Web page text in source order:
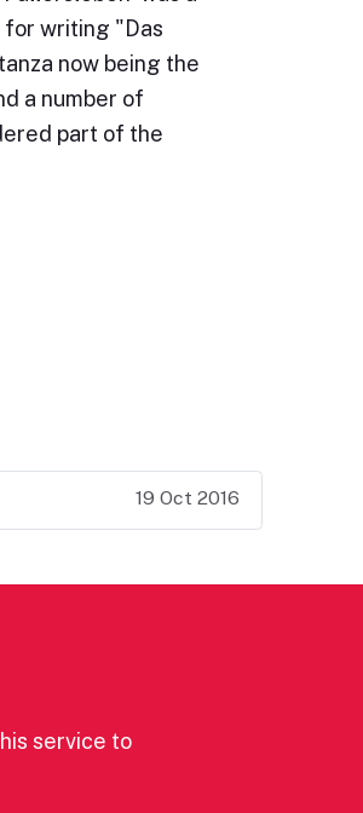
for writing "Das
now being the
a number of
part of the
19 Oct 2016
service to